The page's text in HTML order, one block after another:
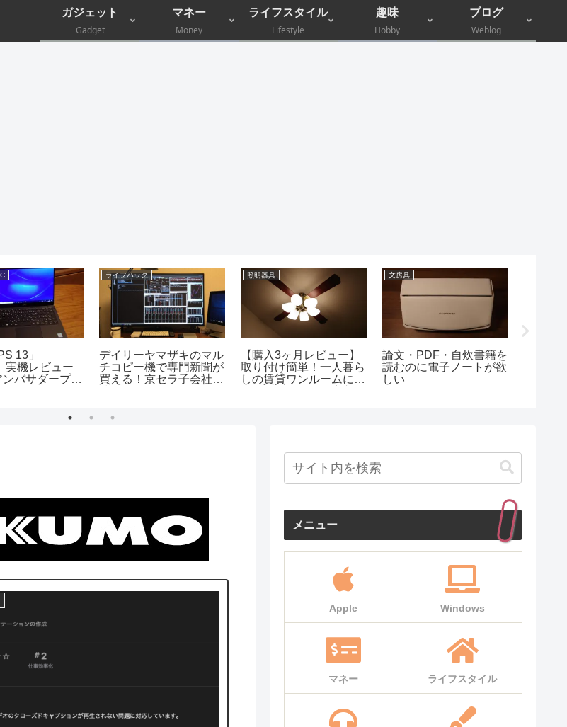
ガジェット
Gadget
マネー
Money
ライフスタイル
Lifestyle
趣味
Hobby
ブログ
Weblog
文房具
論文・PDF・自炊書籍を
読むのに電子ノートが欲
しい
Windows PC
【実機レビュー】コスパ
重視のノートPC・
Lenovo「Ideapad
モバイルSuicaに現金で
チャージする方法
僕がポメラ（Pomera）
を使いこなせなかった理
メニュー
Apple Windows
マネー ライフスタイル